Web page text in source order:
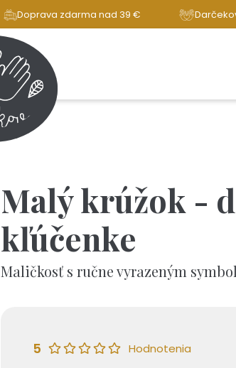
Doprava zdarma nad 39 €
Malý krúžok -
kľúčenke
Maličkosť s ručne vyrazeným
5 Hodnotenia